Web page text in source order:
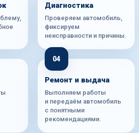
Диагностика
Проверяем автомобиль,
фиксируем
неисправности и причины.
04
Ремонт и выдача
Выполняем работы
и передаём автомобиль
с понятными
рекомендациями.